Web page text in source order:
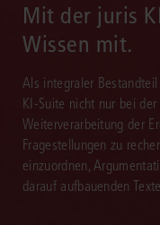
Mit der juris
Wissen mit.
Als integraler
KI-Suite nicht nur bei
Weiterverarbeitung der
Fragestellungen zu
einzuordnen,
darauf aufbauenden